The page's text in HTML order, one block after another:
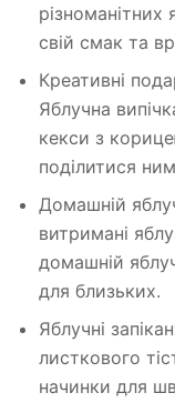
свій смак та
Креативні
Яблучна
кекси з
поділитися
Домашній
витримані
домашній
для близьких.
Яблучні
листкового
начинки для